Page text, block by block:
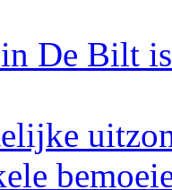
De Bilt